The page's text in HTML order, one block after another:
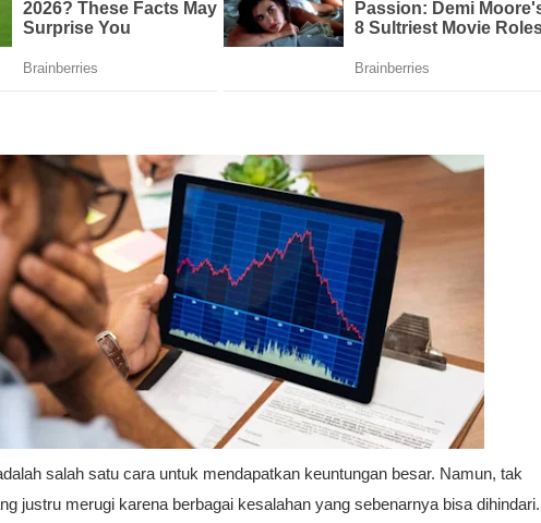
salah satu cara untuk mendapatkan keuntungan besar. Namun, tak
justru merugi karena berbagai kesalahan yang sebenarnya bisa